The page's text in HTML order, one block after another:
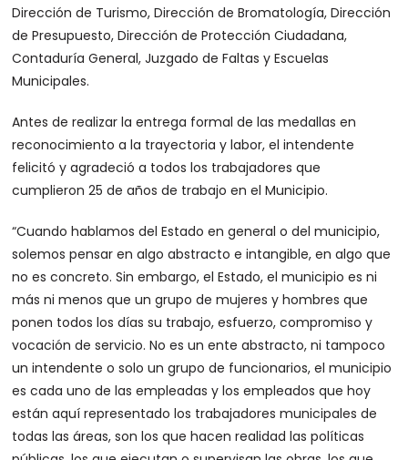
Dirección de Turismo, Dirección de Bromatología, Dirección
de Presupuesto, Dirección de Protección Ciudadana,
Contaduría General, Juzgado de Faltas y Escuelas
Municipales.
Antes de realizar la entrega formal de las medallas en
reconocimiento a la trayectoria y labor, el intendente
felicitó y agradeció a todos los trabajadores que
cumplieron 25 de años de trabajo en el Municipio.
“Cuando hablamos del Estado en general o del municipio,
solemos pensar en algo abstracto e intangible, en algo que
no es concreto. Sin embargo, el Estado, el municipio es ni
más ni menos que un grupo de mujeres y hombres que
ponen todos los días su trabajo, esfuerzo, compromiso y
vocación de servicio. No es un ente abstracto, ni tampoco
un intendente o solo un grupo de funcionarios, el municipio
es cada uno de las empleadas y los empleados que hoy
están aquí representado los trabajadores municipales de
todas las áreas, son los que hacen realidad las políticas